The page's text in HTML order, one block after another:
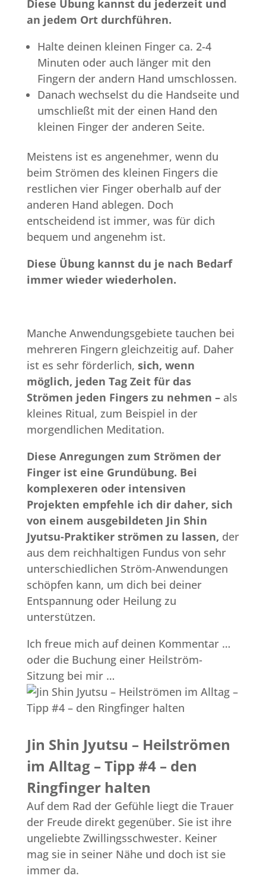
Diese Übung kannst du jederzeit und
an jedem Ort durchführen.
Halte deinen kleinen Finger ca. 2-4
Minuten oder auch länger mit den
Fingern der andern Hand umschlossen.
Danach wechselst du die Handseite und
umschließt mit der einen Hand den
kleinen Finger der anderen Seite.
Meistens ist es angenehmer, wenn du
beim Strömen des kleinen Fingers die
restlichen vier Finger oberhalb auf der
anderen Hand ablegen. Doch
entscheidend ist immer, was für dich
bequem und angenehm ist.
Diese Übung kannst du je nach Bedarf
immer wieder wiederholen.
Manche Anwendungsgebiete tauchen bei
mehreren Fingern gleichzeitig auf. Daher
ist es sehr förderlich, sich, wenn
möglich, jeden Tag Zeit für das
Strömen jeden Fingers zu nehmen –als
kleines Ritual, zum Beispiel in der
morgendlichen Meditation.
Diese Anregungen zum Strömen der
Finger ist eine Grundübung. Bei
komplexeren oder intensiven
Projekten empfehle ich dir daher, sich
von einem ausgebildeten Jin Shin
Jyutsu-Praktiker strömen zu lassen, der
aus dem reichhaltigen Fundus von sehr
unterschiedlichen Ström-Anwendungen
schöpfen kann, um dich bei deiner
Entspannung oder Heilung zu
unterstützen.
Ich freue mich auf deinen Kommentar …
oder die Buchung einer Heilström-
Sitzung bei mir …
Jin Shin Jyutsu – Heilströmen
im Alltag – Tipp #4 – den
Ringfinger halten
Auf dem Rad der Gefühle liegt die Trauer
der Freude direkt gegenüber. Sie ist ihre
ungeliebte Zwillingsschwester. Keiner
mag sie in seiner Nähe und doch ist sie
immer da.